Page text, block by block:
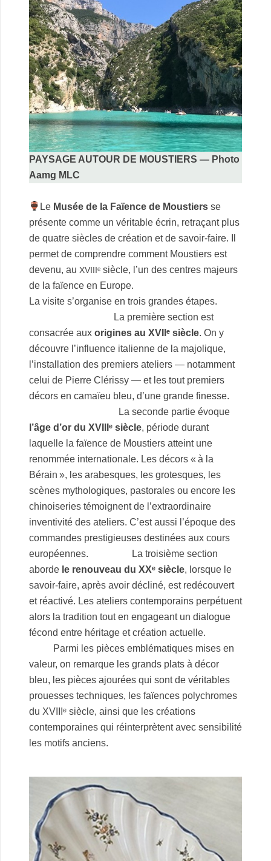
PAYSAGE AUTOUR DE MOUSTIERS — Photo
Aamg MLC
Le Musée de la Faïence de Moustiers se
présente comme un véritable écrin, retraçant plus
de quatre siècles de création et de savoir-faire. Il
permet de comprendre comment Moustiers est
devenu, au XVIIIᵉ siècle, l’un des centres majeurs
de la faïence en Europe.
La visite s’organise en trois grandes étapes.
La première section est
consacrée aux origines au XVIIᵉ siècle. On y
découvre l’influence italienne de la majolique,
l’installation des premiers ateliers — notamment
celui de Pierre Clérissy — et les tout premiers
décors en camaïeu bleu, d’une grande finesse.
La seconde partie évoque
l’âge d’or du XVIIIᵉ siècle, période durant
laquelle la faïence de Moustiers atteint une
renommée internationale. Les décors « à la
Bérain », les arabesques, les grotesques, les
scènes mythologiques, pastorales ou encore les
chinoiseries témoignent de l’extraordinaire
inventivité des ateliers. C’est aussi l’époque des
commandes prestigieuses destinées aux cours
européennes. La troisième section
aborde le renouveau du XXᵉ siècle, lorsque le
savoir-faire, après avoir décliné, est redécouvert
et réactivé. Les ateliers contemporains perpétuent
alors la tradition tout en engageant un dialogue
fécond entre héritage et création actuelle.
Parmi les pièces emblématiques mises en
valeur, on remarque les grands plats à décor
bleu, les pièces ajourées qui sont de véritables
prouesses techniques, les faïences polychromes
du XVIIIᵉ siècle, ainsi que les créations
contemporaines qui réinterprètent avec sensibilité
les motifs anciens.